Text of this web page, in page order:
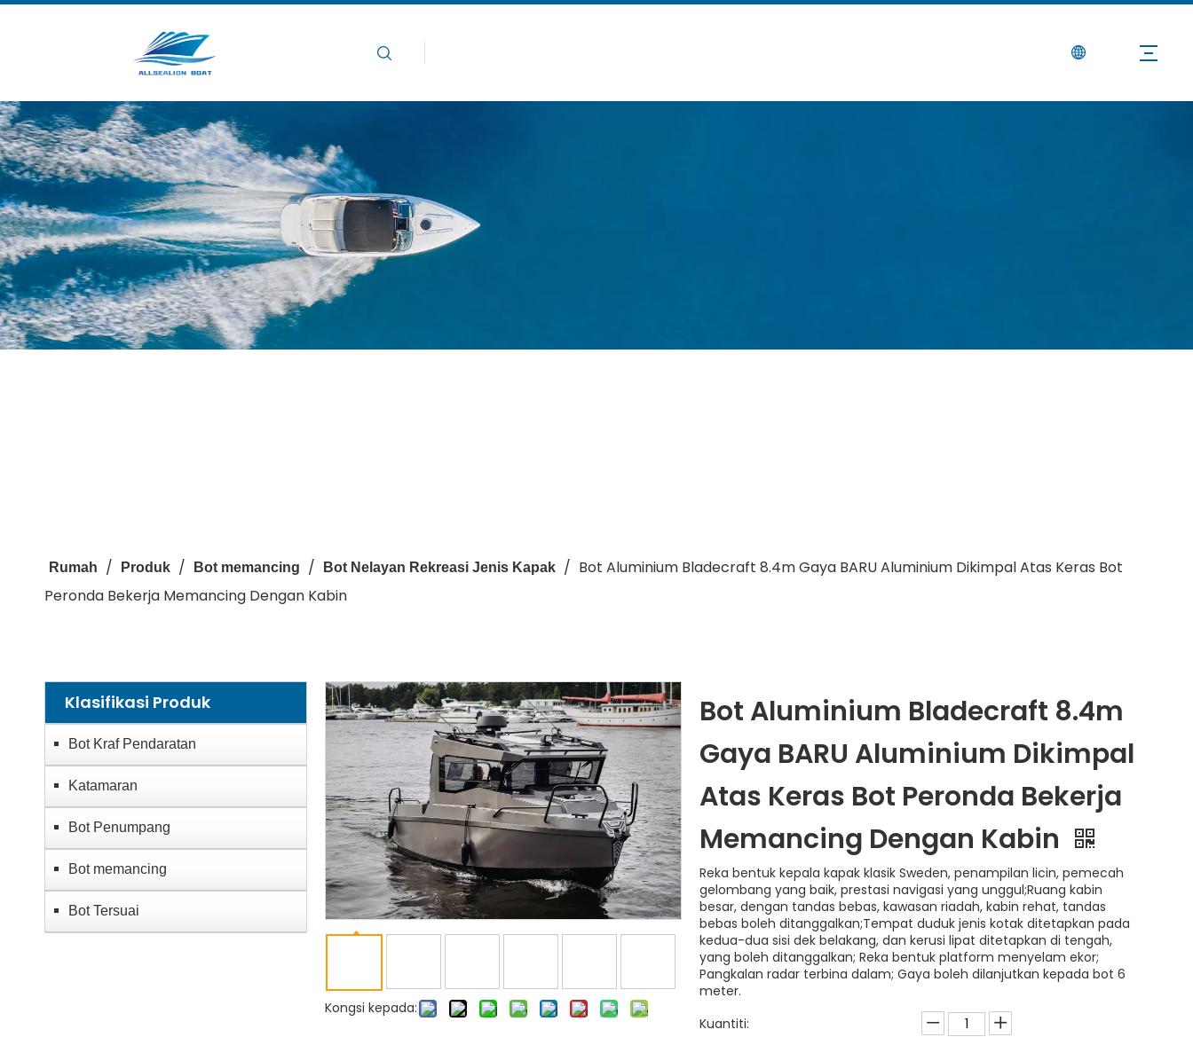
Rumah / Produk / Bot memancing / Bot Nelayan Rekreasi Jenis Kapak / Bot Aluminium Bladecraft 8.4m Gaya BARU Aluminium Dikimpal Atas Keras Bot
Peronda Bekerja Memancing Dengan Kabin
Klasifikasi Produk
Bot Kraf Pendaratan
Katamaran
Bot Penumpang
Bot memancing
Bot Tersuai
Kongsi kepada:
Bot Aluminium Bladecraft 8.4m
Gaya BARU Aluminium Dikimpal
Atas Keras Bot Peronda Bekerja
Memancing Dengan Kabin
Reka bentuk kepala kapak klasik Sweden, penampilan licin, pemecah
gelombang yang baik, prestasi navigasi yang unggul;Ruang kabin
besar, dengan tandas bebas, kawasan riadah, kabin rehat, tandas
bebas boleh ditanggalkan;Tempat duduk jenis kotak ditetapkan pada
kedua-dua sisi dek belakang, dan kerusi lipat ditetapkan di tengah,
yang boleh ditanggalkan; Reka bentuk platform menyelam ekor;
Pangkalan radar terbina dalam; Gaya boleh dilanjutkan kepada bot 6
meter.
Kuantiti: